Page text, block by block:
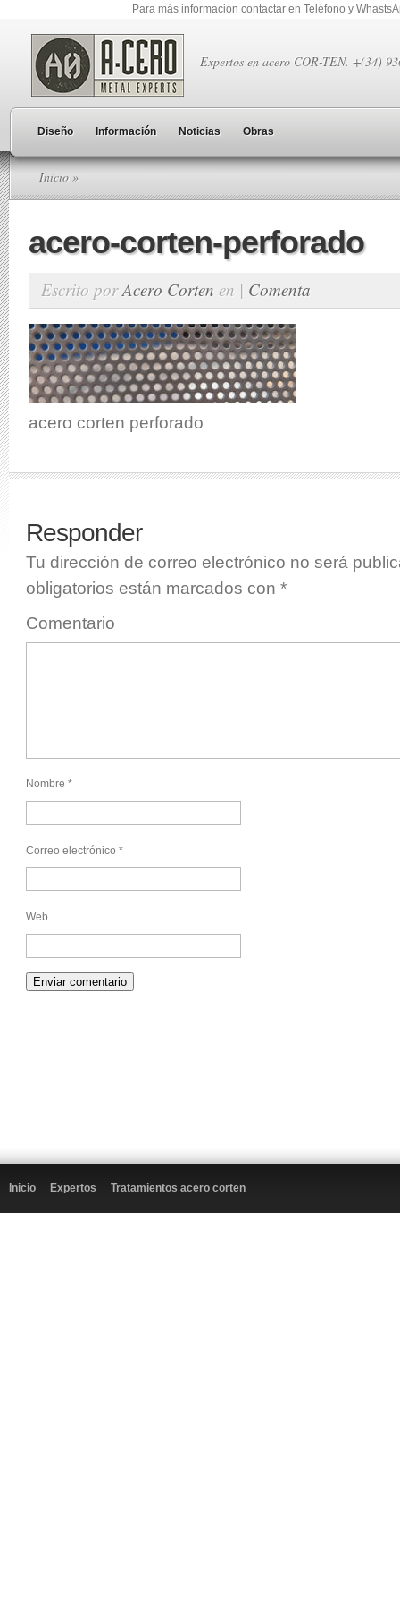
Para más información contactar en Teléfono y
Expertos en acero COR-TEN. +(34)
Diseño Información Noticias Obras
Inicio »
acero-corten-perforado
Escrito porAcero Corten en | Comenta
acero corten perforado
Responder
Tu dirección de correo electrónico no será
obligatorios están marcados con *
Comentario
Nombre *
Correo electrónico *
Web
Inicio Expertos Tratamientos acero corten